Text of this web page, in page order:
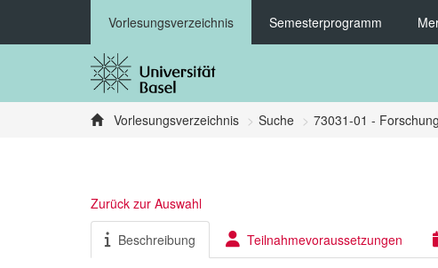
Vorlesungsverzeichnis Semesterprogramm
Vorlesungsverzeichnis Suche 73031-01 -
Zurück zur Auswahl
Beschreibung Teilnahmevoraussetzungen